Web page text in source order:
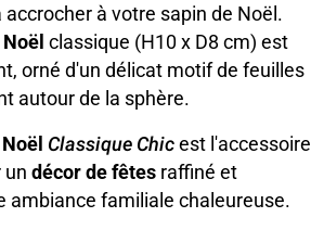
à votre sapin de Noël.
classique (H10 x D8 cm) est
orné d'un délicat motif de feuilles
autour de la sphère.
Classique Chicest l'accessoire
un décor de fêtes raffiné et
ambiance familiale chaleureuse.